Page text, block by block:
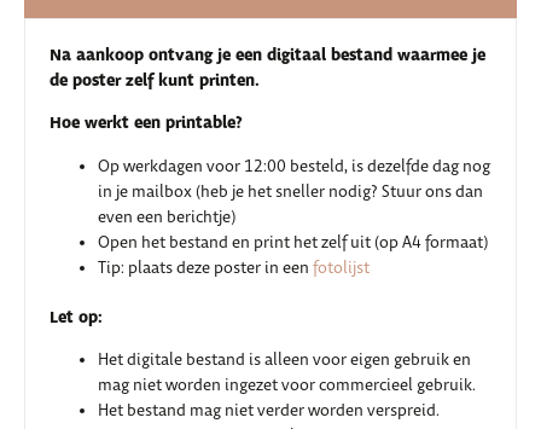
Na aankoop ontvang je een digitaal bestand waarmee je
de poster zelf kunt printen.
Hoe werkt een printable?
Op werkdagen voor 12:00 besteld, is dezelfde dag nog
in je mailbox (heb je het sneller nodig? Stuur ons dan
even een berichtje)
Open het bestand en print het zelf uit (op A4 formaat)
Tip: plaats deze poster in een fotolijst
Let op:
Het digitale bestand is alleen voor eigen gebruik en
mag niet worden ingezet voor commercieel gebruik.
Het bestand mag niet verder worden verspreid.